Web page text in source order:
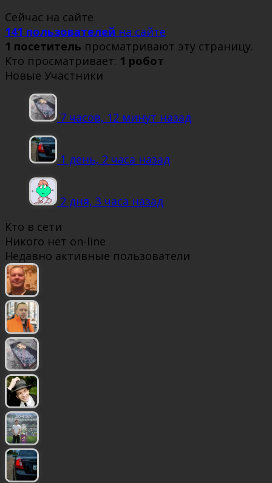
Сейчас на сайте
141 пользователей на сайте
1 посетитель просматривают эту страницу.
Кто просматривает: 1 робот
Новые Участники
7 часов, 12 минут назад
1 день, 2 часа назад
2 дня, 3 часа назад
Кто в сети
Никого нет on-line
Недавно активные пользователи